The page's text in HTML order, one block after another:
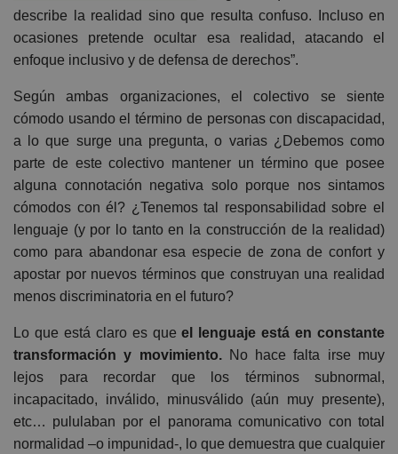
describe la realidad sino que resulta confuso. Incluso en
ocasiones pretende ocultar esa realidad, atacando el
enfoque inclusivo y de defensa de derechos”.
Según ambas organizaciones, el colectivo se siente
cómodo usando el término de personas con discapacidad,
a lo que surge una pregunta, o varias ¿Debemos como
parte de este colectivo mantener un término que posee
alguna connotación negativa solo porque nos sintamos
cómodos con él? ¿Tenemos tal responsabilidad sobre el
lenguaje (y por lo tanto en la construcción de la realidad)
como para abandonar esa especie de zona de confort y
apostar por nuevos términos que construyan una realidad
menos discriminatoria en el futuro?
Lo que está claro es queel lenguaje está en constante
transformación y movimiento.No hace falta irse muy
lejos para recordar que los términos subnormal,
incapacitado, inválido, minusválido (aún muy presente),
etc… pululaban por el panorama comunicativo con total
normalidad –o impunidad-, lo que demuestra que cualquier